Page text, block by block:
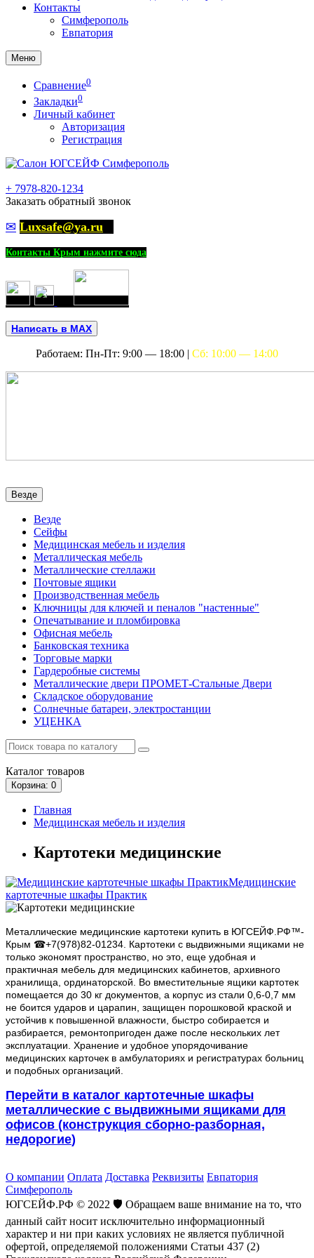
Контакты
Симферополь
Евпатория
Меню
Сравнение0
Закладки0
Личный кабинет
Авторизация
Регистрация
+ 7978-820-1234
Заказать обратный звонок
✉ Luxsafe@ya.ru
Контакты Крым нажмите сюда
Написать в MAX
Работаем: Пн-Пт: 9:00 — 18:00 | Сб: 10:00 — 14:00
Везде
Везде
Сейфы
Медицинская мебель и изделия
Металлическая мебель
Металлические стеллажи
Почтовые ящики
Производственная мебель
Ключницы для ключей и пеналов "настенные"
Опечатывание и пломбировка
Офисная мебель
Банковская техника
Торговые марки
Гардеробные системы
Металлические двери ПРОМЕТ-Стальные Двери
Складское оборудование
Солнечные батареи, электростанции
УЦЕНКА
Каталог товаров
Корзина: 0
Главная
Медицинская мебель и изделия
Картотеки медицинские
Медицинские
картотечные шкафы Практик
Металлические медицинские картотеки купить в ЮГСЕЙФ.РФ™-
Крым ☎+7(978)82-01234 . Картотеки с выдвижными ящиками не
только экономят пространство, но это, еще удобная и
практичная мебель для медицинских кабинетов, архивного
хранилища, ординаторской. Во вместительные ящики картотек
помещается до 30 кг документов, а корпус из стали 0,6-0,7 мм
не боится ударов и царапин, защищен порошковой краской и
устойчив к повышенной влажности, быстро собирается и
разбирается, ремонтопригоден даже после нескольких лет
эксплуатации. Хранение и удобное упорядочивание
медицинских карточек в амбулаториях и регистратурах больниц
и подобных организаций.
Перейти в каталог картотечные шкафы
металлические с выдвижными ящиками для
офисов (конструкция сборно-разборная,
недорогие)
О компании Оплата Доставка Реквизиты Евпатория
Симферополь
ЮГСЕЙФ.РФ © 2022 🛡️ Обращаем ваше внимание на то, что
данный сайт носит исключительно информационный
характер и ни при каких условиях не является публичной
офертой, определяемой положениями Статьи 437 (2)